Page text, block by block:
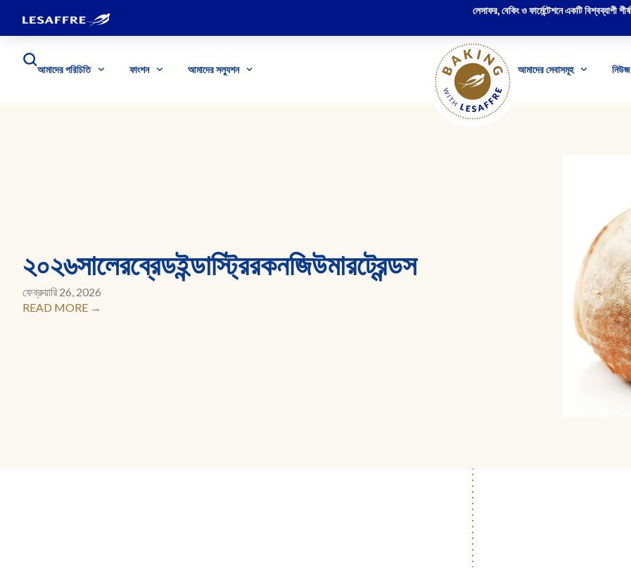
লেসাফর, বেকিং ও ফার্মেন্টেশনে একটি বিশ্বব্যাপী
আমাদের পরিচিতি ফাংশন আমাদের সল্যুশন আমাদের সেবাসমূহ নিউজ
২০২৬সালেরব্রেডইন্ডাস্ট্রিরকনজিউমারট্রেন্ডস
ফেব্রুয়ারি 26, 2026
READ MORE →